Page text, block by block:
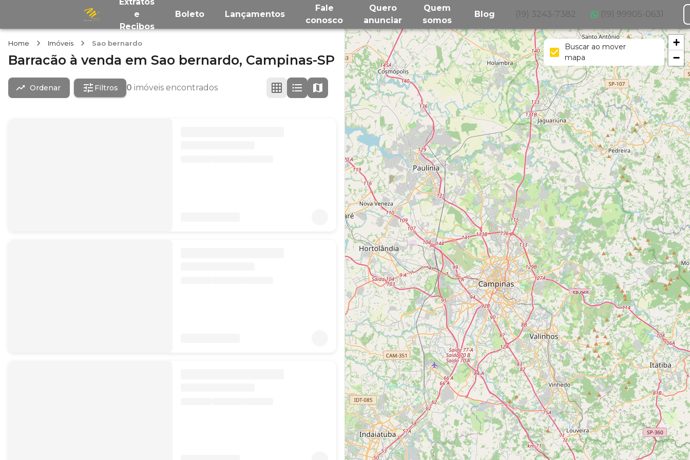
e
Recibos
Boleto Lançamentos
Fale
conosco
Quero
anunciar
Quem
somos
Blog (19) 3243-7382 (19) 99905-0631
Home Imóveis Sao bernardo
Barracão à venda em Sao bernardo, Campinas-SP
Ordenar Filtros 0 imóveis encontrados
+
−
Buscar ao mover
mapa